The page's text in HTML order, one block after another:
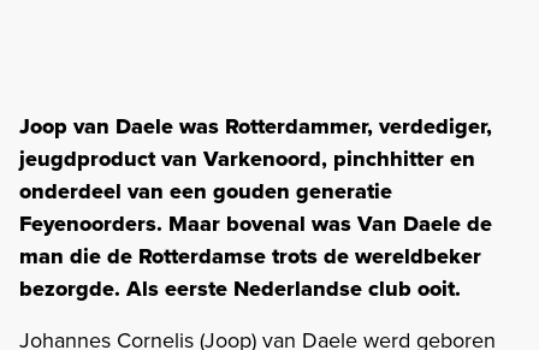
Joop van Daele was Rotterdammer, verdediger,
jeugdproduct van Varkenoord, pinchhitter en
onderdeel van een gouden generatie
Feyenoorders. Maar bovenal was Van Daele de
man die de Rotterdamse trots de wereldbeker
bezorgde. Als eerste Nederlandse club ooit.
Johannes Cornelis (Joop) van Daele werd geboren